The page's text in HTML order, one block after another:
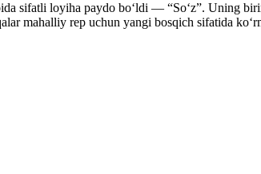
sifatli loyiha paydo bo‘ldi — “So‘z”. Uning
mahalliy rep uchun yangi bosqich sifatida